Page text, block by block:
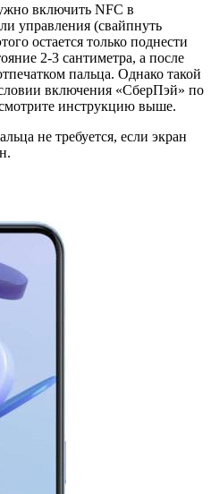
включить NFC в
управления (свайпнуть
остается только поднести
2-3 сантиметра, а после
пальца. Однако такой
включения «СберПэй» по
инструкцию выше.
не требуется, если экран